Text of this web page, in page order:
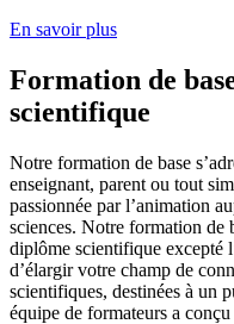
En savoir plus
Formation de
scientifique
Notre formation de base
enseignant, parent ou tout
passionnée par l’animation
sciences. Notre formation de
diplôme scientifique excepté
d’élargir votre champ de
scientifiques, destinées à un
équipe de formateurs a